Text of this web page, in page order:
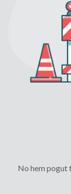
No hem pogut